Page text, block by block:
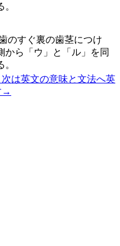
のすぐ裏の歯茎につけ
から「ウ」と「ル」を同
は英文の意味と文法へ英
→